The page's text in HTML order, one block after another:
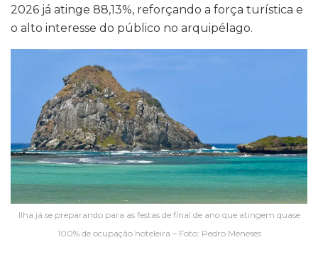
2026 já atinge 88,13%, reforçando a força turística e
o alto interesse do público no arquipélago.
Ilha já se preparando para as festas de final de ano que atingem quase
100% de ocupação hoteleira – Foto: Pedro Meneses